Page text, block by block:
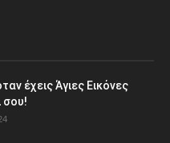
έχεις Άγιες Εικόνες
σου!